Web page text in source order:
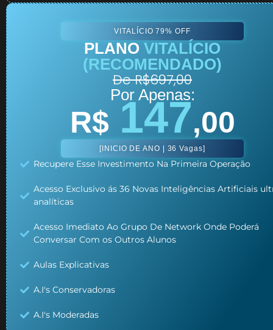
VITALÍCIO 79% OFF
PLANO VITALÍCIO
(RECOMENDADO)
De R$697,00
Por Apenas:
R$ 147,00
[INICIO DE ANO | 36 Vagas]
Recupere Esse Investimento Na Primeira Operação
Acesso Exclusivo ás 36 Novas Inteligências Artificiais
analíticas
Acesso Imediato Ao Grupo De Network Onde Poderá
Conversar Com os Outros Alunos
Aulas Explicativas
A.I's Conservadoras
A.I's Moderadas